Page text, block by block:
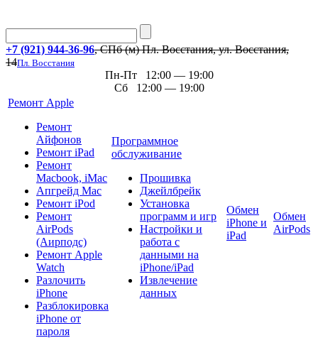
+7 (921) 944-36-96, СПб (м) Пл. Восстания, ул. Восстания,
14Пл. Восстания
Пн-Пт 12:00 — 19:00
Сб 12:00 — 19:00
Ремонт Apple
Ремонт
Айфонов
Ремонт iPad
Ремонт
Macbook, iMac
Апгрейд Mac
Ремонт iPod
Ремонт
AirPods
(Аирподс)
Ремонт Apple
Watch
Разлочить
iPhone
Разблокировка
iPhone от
пароля
Программное
обслуживание
Прошивка
Джейлбрейк
Установка
программ и игр
Настройки и
работа с
данными на
iPhone/iPad
Извлечение
данных
Обмен
iPhone и
iPad
Обмен
AirPods